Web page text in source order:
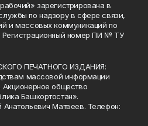
зарегистрирована в
по надзору в сфере связи,
и массовых коммуникаций по
Регистрационный номер ПИ № ТУ
ПЕЧАТНОГО ИЗДАНИЯ:
массовой информации
общество
Башкортостан».
Матвеев. Телефон: